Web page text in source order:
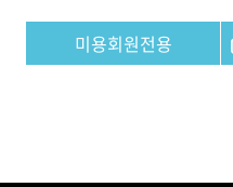
미용회원전용